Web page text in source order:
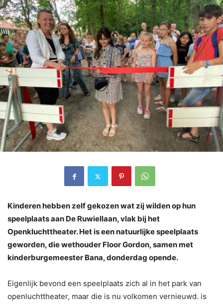
Kinderen hebben zelf gekozen wat zij wilden op hun
speelplaats aan De Ruwiellaan, vlak bij het
Openkluchttheater. Het is een natuurlijke speelplaats
geworden, die wethouder Floor Gordon, samen met
kinderburgemeester Bana, donderdag opende.
Eigenlijk bevond een speelplaats zich al in het park van
openluchttheater, maar die is nu volkomen vernieuwd. is